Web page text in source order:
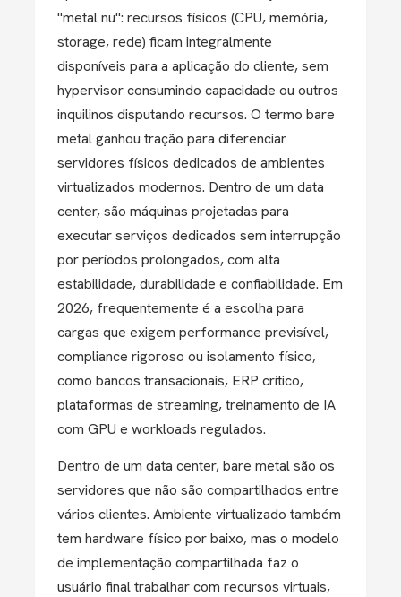
"metal nu": recursos físicos (CPU, memória,
storage, rede) ficam integralmente
disponíveis para a aplicação do cliente, sem
hypervisor consumindo capacidade ou outros
inquilinos disputando recursos. O termo bare
metal ganhou tração para diferenciar
servidores físicos dedicados de ambientes
virtualizados modernos. Dentro de um data
center, são máquinas projetadas para
executar serviços dedicados sem interrupção
por períodos prolongados, com alta
estabilidade, durabilidade e confiabilidade. Em
2026, frequentemente é a escolha para
cargas que exigem performance previsível,
compliance rigoroso ou isolamento físico,
como bancos transacionais, ERP crítico,
plataformas de streaming, treinamento de IA
com GPU e workloads regulados.
Dentro de um data center, bare metal são os
servidores que não são compartilhados entre
vários clientes. Ambiente virtualizado também
tem hardware físico por baixo, mas o modelo
de implementação compartilhada faz o
usuário final trabalhar com recursos virtuais,